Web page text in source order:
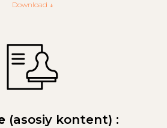
Download ↓
(asosiy kontent) :